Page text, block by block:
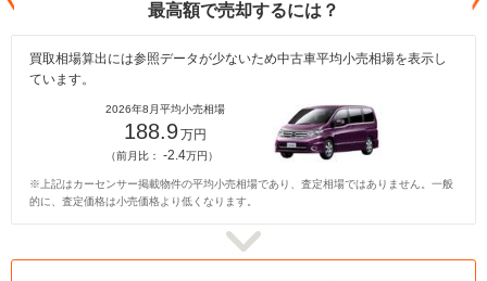
最高額で売却するには？
買取相場算出には参照データが少ないため中古車平均小売相場を表示し
ています。
2026年8月平均小売相場
188.9万円
（前月比： -2.4万円）
※上記はカーセンサー掲載物件の平均小売相場であり、査定相場ではありません。一般
的に、査定価格は小売価格より低くなります。